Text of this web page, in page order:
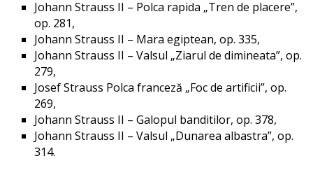
Johann Strauss II – Polca rapida „Tren de placere”,
op. 281,
Johann Strauss II – Mara egiptean, op. 335,
Johann Strauss II – Valsul „Ziarul de dimineata”, op.
279,
Josef Strauss Polca franceză „Foc de artificii”, op.
269,
Johann Strauss II – Galopul banditilor, op. 378,
Johann Strauss II – Valsul „Dunarea albastra”, op.
314.